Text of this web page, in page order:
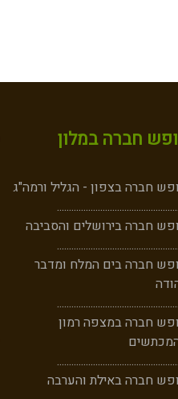
חברה במלון
חברה בצפון - הגליל ורמה"ג
....
......
..
חברה בירושלים והסביבה
...
......
...
חברה בים המלח ומדבר
...
......
...
חברה במצפה רמון
..
......
....
חברה באילת והערבה